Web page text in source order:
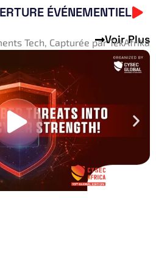
ÉVÉNEMENTIEL
Voir Plus
Tech, Capturée par TekAfrika